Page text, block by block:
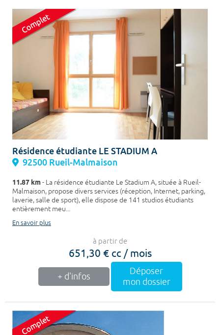
Type de location
Colocation
Votre date d'entrée
Chercher
Résidence étudiante LE STADIUM A
92500 Rueil-Malmaison
11.87 km- La résidence étudiante Le Stadium A, située à Rueil-
Malmaison, propose divers services (réception, Internet, parking,
laverie, salle de sport), elle dispose de 141 studios étudiants
entièrement meu...
En savoir plus
à partir de
651,30 € cc / mois
+ d'infos
Déposer
mon dossier